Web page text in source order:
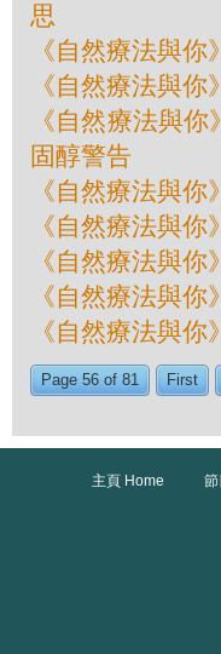
思
《自然療法與
《自然療法與
《自然療法與
固醇警告
《自然療法與
《自然療法與
《自然療法與
《自然療法與
《自然療法與
Page 56 of 81 First
主頁 Home